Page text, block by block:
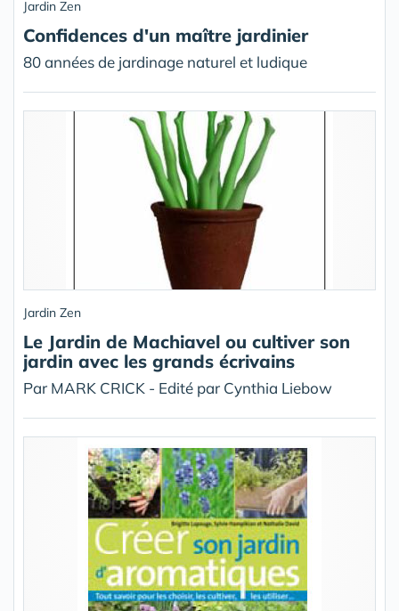
Jardin Zen
Confidences d'un maître jardinier
80 années de jardinage naturel et ludique
Jardin Zen
Le Jardin de Machiavel ou cultiver son
jardin avec les grands écrivains
Par MARK CRICK - Edité par Cynthia Liebow